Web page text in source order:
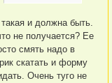
и должна быть.
не получается? Ее
смять надо в
скатать и форму
Очень туго не